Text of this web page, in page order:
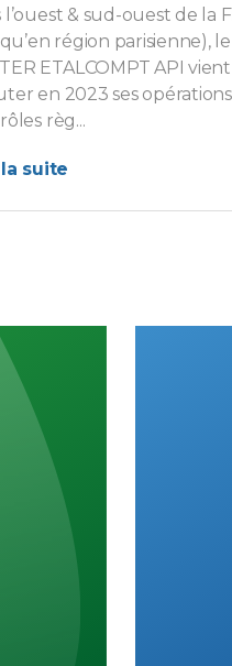
l’ouest & sud-ouest de la
région parisienne), le
ETALCOMPT API
en 2023 ses
règ...
suite